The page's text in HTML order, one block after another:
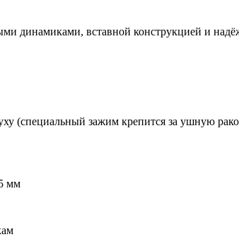
динамиками, вставной конструкцией и
(специальный зажим крепится за ушную
мм